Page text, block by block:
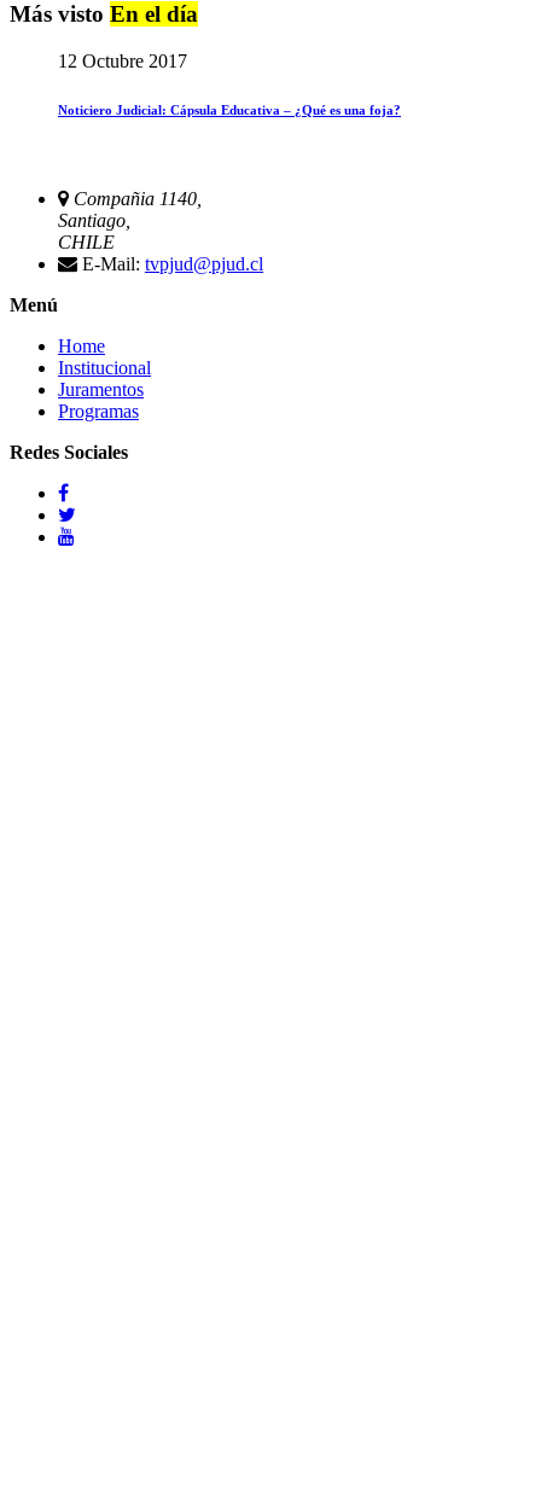
Más visto En el día
12 Octubre 2017
Noticiero Judicial: Cápsula Educativa – ¿Qué es una foja?
Compañia 1140,
Santiago,
CHILE
E-Mail: tvpjud@pjud.cl
Menú
Home
Institucional
Juramentos
Programas
Redes Sociales